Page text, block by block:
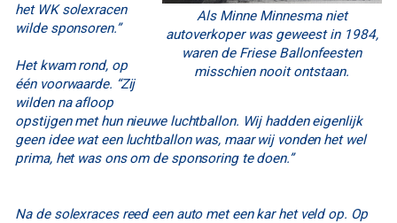
Als Minne Minnesma niet
autoverkoper was geweest in 1984,
waren de Friese Ballonfeesten
misschien nooit ontstaan.
het WK solexracen
wilde sponsoren.”
Het kwam rond, op
één voorwaarde. “Zij
wilden na afloop
opstijgen met hun nieuwe luchtballon. Wij hadden eigenlijk
geen idee wat een luchtballon was, maar wij vonden het wel
prima, het was ons om de sponsoring te doen.”
Na de solexraces reed een auto met een kar het veld op. Op